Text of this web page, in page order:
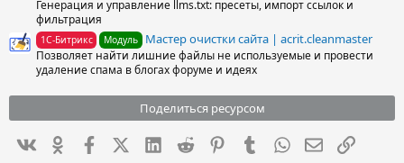
Генерация и управление llms.txt: пресеты, импорт ссылок и
фильтрация
1С-Битрикс Модуль Мастер очистки сайта | acrit.cleanmaster
Позволяет найти лишние файлы не используемые и провести
удаление спама в блогах форуме и идеях
Поделиться ресурсом
ВконтактеОдноклассники
FacebookX (Twitter)LinkedIn
Reddit PinterestTumblrWhatsAppСсылка